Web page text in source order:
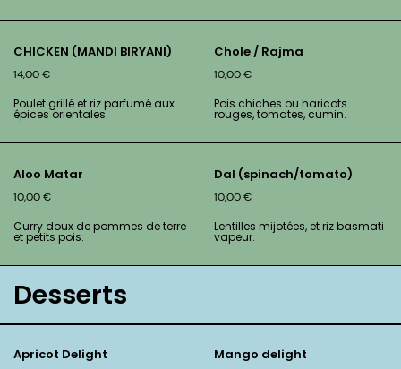
CHICKEN (MANDI BIRYANI)
14,00€
Poulet grillé et riz parfumé aux
épices orientales.
Chole / Rajma
10,00€
Pois chiches ou haricots
rouges, tomates, cumin.
Aloo Matar
10,00€
Curry doux de pommes de terre
et petits pois.
Dal (spinach/tomato)
10,00€
Lentilles mijotées, et riz basmati
vapeur.
Desserts
Apricot Delight Mango delight